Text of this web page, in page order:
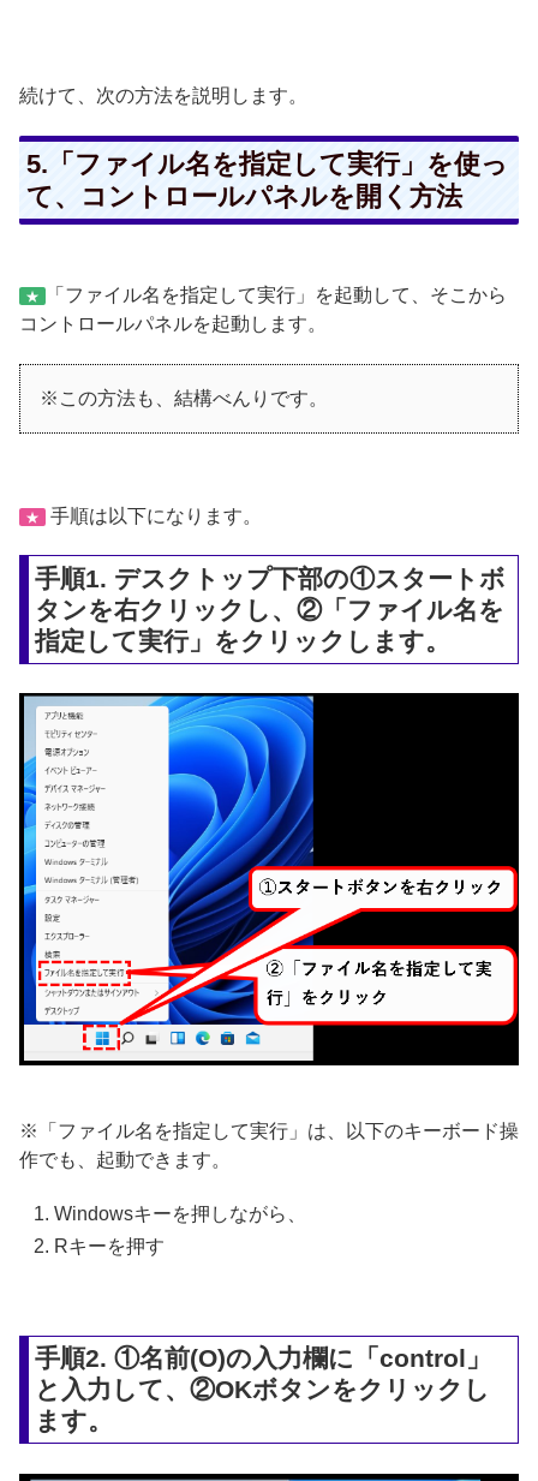
続けて、次の方法を説明します。
5.「ファイル名を指定して実行」を使っ
て、コントロールパネルを開く方法
★
「ファイル名を指定して実行」を起動して、そこから
コントロールパネルを起動します。
※この方法も、結構べんりです。
★ 手順は以下になります。
手順1. デスクトップ下部の①スタートボ
タンを右クリックし、②「ファイル名を
指定して実行」をクリックします。
※「ファイル名を指定して実行」は、以下のキーボード操
作でも、起動できます。
Windowsキーを押しながら、
Rキーを押す
手順2. ①名前(O)の入力欄に「control」
と入力して、②OKボタンをクリックし
ます。